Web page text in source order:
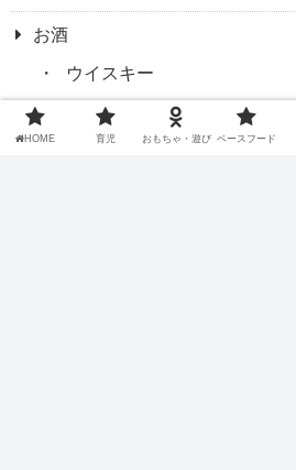
お酒
ウイスキー
スコッチウイスキー
バーテンダー
HOME 育児 おもちゃ・遊び ベースフード